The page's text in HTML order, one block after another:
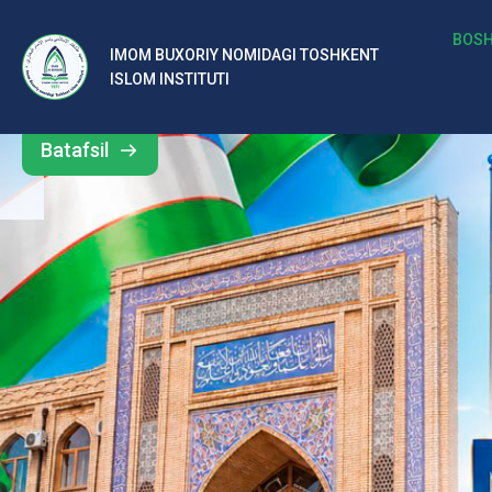
IMOM BUXORIY NOMIDAGI TOSHKENT
ISLOM INSTITUTI
b
al
ar
o‘
rt
a
si
d
Barcha
yangiliklar
Batafsil